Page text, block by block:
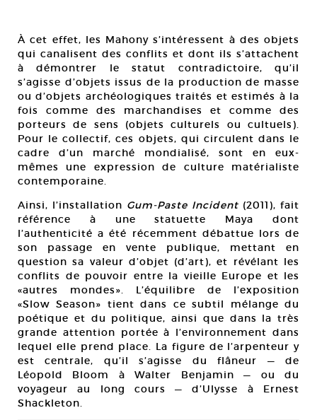
À cet effet, les Mahony s’intéressent à des objets
qui canalisent des conflits et dont ils s’attachent
à démontrer le statut contradictoire, qu’il
s’agisse d’objets issus de la production de masse
ou d’objets archéologiques traités et estimés à la
fois comme des marchandises et comme des
porteurs de sens (objets culturels ou cultuels).
Pour le collectif, ces objets, qui circulent dans le
cadre d’un marché mondialisé, sont en eux-
mêmes une expression de culture matérialiste
contemporaine.
Ainsi, l’installation Gum-Paste Incident (2011), fait
référence à une statuette Maya dont
l’authenticité a été récemment débattue lors de
son passage en vente publique, mettant en
question sa valeur d’objet (d’art), et révélant les
conflits de pouvoir entre la vieille Europe et les
«autres mondes». L’équilibre de l’exposition
«Slow Season» tient dans ce subtil mélange du
poétique et du politique, ainsi que dans la très
grande attention portée à l’environnement dans
lequel elle prend place. La figure de l’arpenteur y
est centrale, qu’il s’agisse du flâneur — de
Léopold Bloom à Walter Benjamin — ou du
voyageur au long cours — d’Ulysse à Ernest
Shackleton.